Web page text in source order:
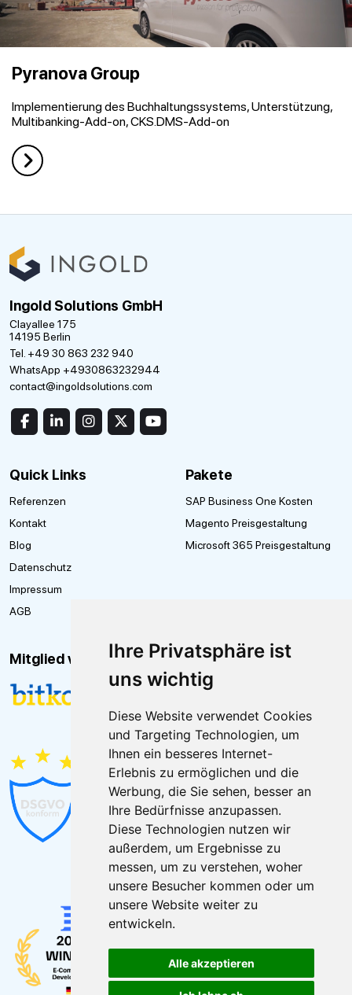
Ihre Privatsphäre ist
uns wichtig
Diese Website verwendet Cookies
und Targeting Technologien, um
Ihnen ein besseres Internet-
Erlebnis zu ermöglichen und die
Werbung, die Sie sehen, besser an
Ihre Bedürfnisse anzupassen.
Diese Technologien nutzen wir
außerdem, um Ergebnisse zu
messen, um zu verstehen, woher
unsere Besucher kommen oder um
unsere Website weiter zu
entwickeln.
Alle akzeptieren
Pyranova Group
Implementierung des Buchhaltungssystems, Unterstützung,
Multibanking-Add-on, CKS.DMS-Add-on
Ingold Solutions GmbH
Clayallee 175
14195 Berlin
Tel. +49 30 863 232 940
WhatsApp +4930863232944
contact@ingoldsolutions.com
Quick Links
Referenzen
Kontakt
Blog
Datenschutz
Impressum
AGB
Pakete
SAP Business One Kosten
Magento Preisgestaltung
Microsoft 365 Preisgestaltung
Mitglied von